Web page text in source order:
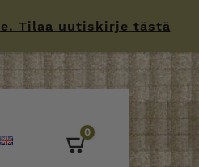
Tilaa uutiskirje tästä
0